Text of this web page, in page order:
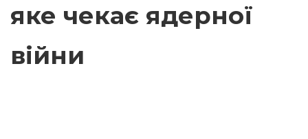
яке чекає ядерної
війни